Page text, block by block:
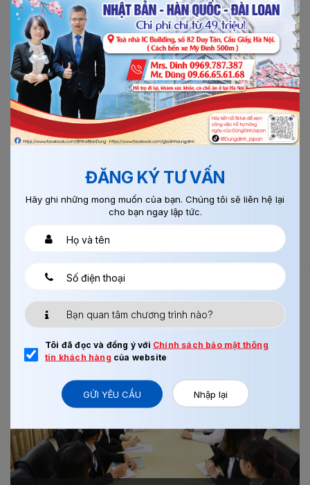
GỬI BÌNH LUẬN
BÀI VIẾT LIÊN QUAN
Chi tiết
ĐĂNG KÝ TƯ VẤN
Hãy ghi những mong muốn của bạn. Chúng tôi sẽ liên hệ lại
cho bạn ngay lập tức.
Tôi đã đọc và đồng ý với Chính sách bảo mật thông
tin khách hàng của website
GỬI YÊU CẦU Nhập lại